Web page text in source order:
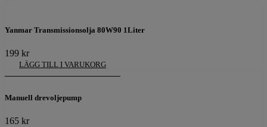
Yanmar Transmissionsolja 80W90 1Liter
199 kr
LÄGG TILL I VARUKORG
Manuell drevoljepump
165 kr